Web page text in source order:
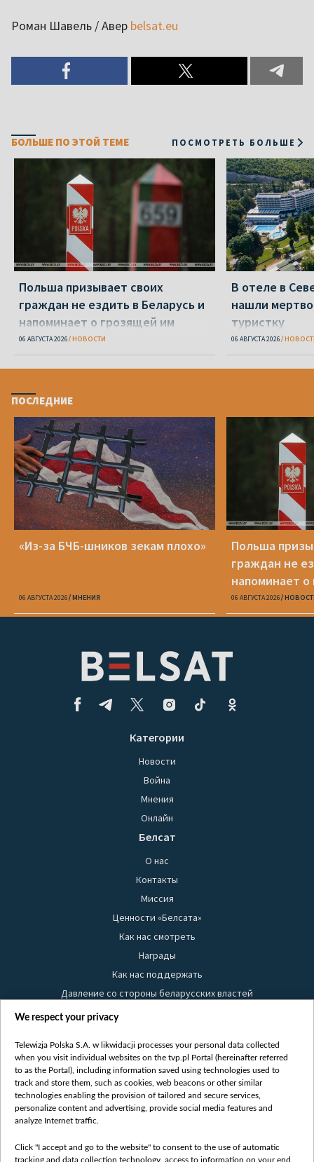
Роман Шавель / Авер belsat.eu
БОЛЬШЕ ПО ЭТОЙ ТЕМЕ ПОСМОТРЕТЬ БОЛЬШЕ
Польша призывает своих
граждан не ездить в Беларусь и
напоминает о грозящей им
опасности
06 АВГУСТА 2026 НОВОСТИ
В отеле в
нашли
туристку
06 АВГУСТА 2026
ПОСЛЕДНИЕ
«Из-за БЧБ-шников зекам плохо»
06 АВГУСТА 2026 МНЕНИЯ
Польша
граждан не
напоминает
опасности
06 АВГУСТА 2026
Категории
Новости
Война
Мнения
Онлайн
Белсат
О нас
Контакты
Миссия
Ценности «Белсата»
Как нас смотреть
Награды
Как нас поддержать
Давление со стороны беларусских властей
Правила использования материалов
Безопасность
Youtube
Белсат news
Белсат Life
Belsat English
We respect your privacy
Telewizja Polska S.A. w likwidacji processes your personal data collected
when you visit individual websites on the tvp.pl Portal (hereinafter referred
to as the Portal), including information saved using technologies used to
track and store them, such as cookies, web beacons or other similar
technologies enabling the provision of tailored and secure services,
personalize content and advertising, provide social media features and
analyze Internet traffic.
Click "I accept and go to the website" to consent to the use of automatic
tracking and data collection technology, access to information on your end